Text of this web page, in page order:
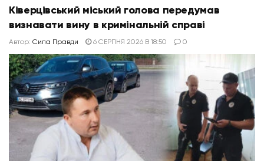
Ківерцівський міський голова передумав
визнавати вину в кримінальній справі
Автор: Сила Правди 6 СЕРПНЯ 2026 В 18:50 0